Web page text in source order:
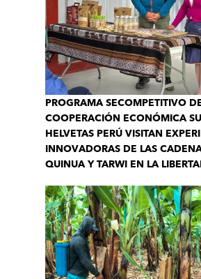
PROGRAMA SECOMPETITIVO
COOPERACIÓN ECONÓMICA
HELVETAS PERÚ VISITAN
INNOVADORAS DE LAS
QUINUA Y TARWI EN LA